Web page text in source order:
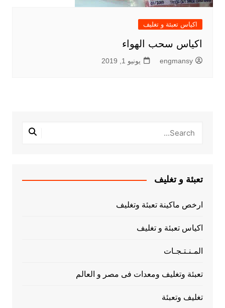
اكياس تعبئة و تغليف
اكياس سحب الهواء
engmansy يونيو 1, 2019
تعبئة و تغليف
ارخص ماكينة تعبئة وتغليف
اكياس تعبئة و تغليف
المـنـتـجـات
تعبئة وتغليف ومعدات فى مصر و العالم
تغليف وتعبئة